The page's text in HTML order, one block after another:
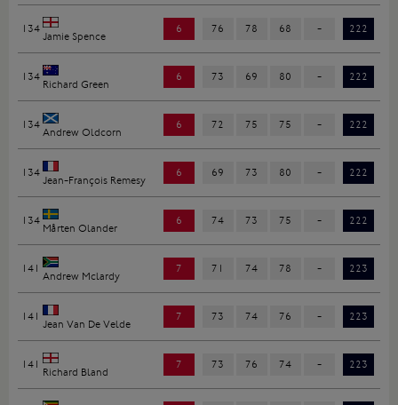
134
Jamie Spence
6 76 78 68 - 222
134
Richard Green
6 73 69 80 - 222
134
Andrew Oldcorn
6 72 75 75 - 222
134
Jean-François Remesy
6 69 73 80 - 222
134
Mårten Olander
6 74 73 75 - 222
141
Andrew Mclardy
7 71 74 78 - 223
141
Jean Van De Velde
7 73 74 76 - 223
141
Richard Bland
7 73 76 74 - 223